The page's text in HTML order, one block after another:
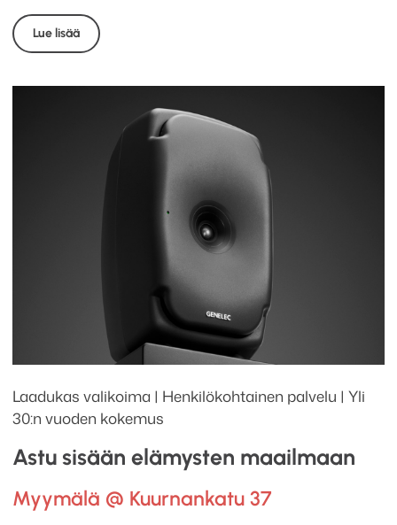
Lue lisää
Laadukas valikoima | Henkilökohtainen palvelu | Yli
30:n vuoden kokemus
Astu sisään elämysten maailmaan
Myymälä @ Kuurnankatu 37